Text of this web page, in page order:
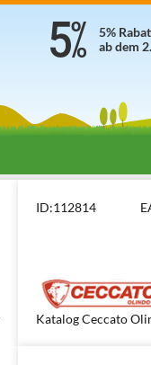
5%
ab dem
ID:112814
Katalog Ceccato